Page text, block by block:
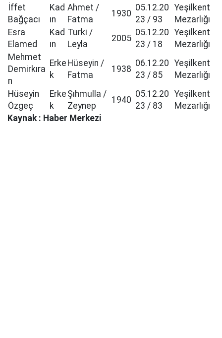
İffet
Bağçacı
Kad
ın
Ahmet /
Fatma
1930
05.12.20
23 / 93
Yeşilkent
Mezarlığı
Esra
Elamed
Kad
ın
Turki /
Leyla
2005
05.12.20
23 / 18
Yeşilkent
Mezarlığı
Mehmet
Demirkıra
n
Erke
k
Hüseyin /
Fatma
1938
06.12.20
23 / 85
Yeşilkent
Mezarlığı
Hüseyin
Özgeç
Erke
k
Şıhmulla /
Zeynep
1940
05.12.20
23 / 83
Yeşilkent
Mezarlığı
Kaynak : Haber Merkezi